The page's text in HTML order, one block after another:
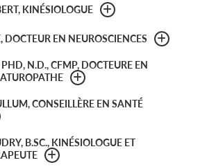
KINÉSIOLOGUE
DOCTEUR EN NEUROSCIENCES
N.D., CFMP, DOCTEURE EN
CONSEILLÈRE EN SANTÉ
B.SC., KINÉSIOLOGUE ET